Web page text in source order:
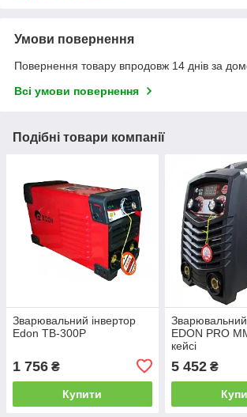
Умови повернення
Повернення товару впродовж 14 днів за
Всі умови повернення
Подібні товари компанії
Зварювальний інвертор
Edon TB-300P
1 756 ₴
Купити
Зварювальний
EDON PRO
кейсі
5 452₴